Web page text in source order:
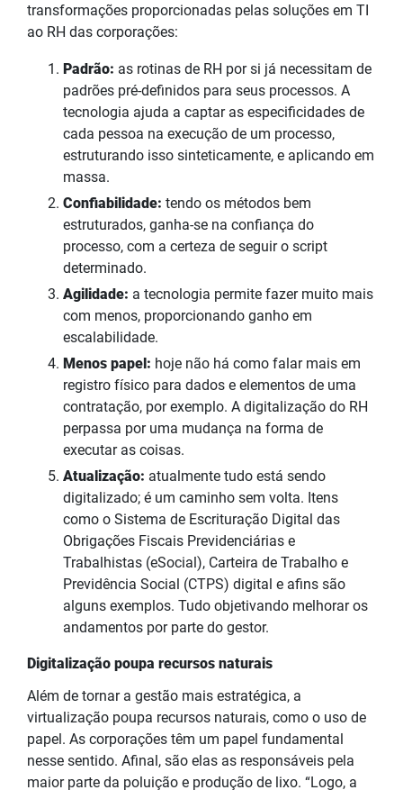
transformações proporcionadas pelas soluções em TI
ao RH das corporações:
Padrão: as rotinas de RH por si já necessitam de
padrões pré-definidos para seus processos. A
tecnologia ajuda a captar as especificidades de
cada pessoa na execução de um processo,
estruturando isso sinteticamente, e aplicando em
massa.
Confiabilidade: tendo os métodos bem
estruturados, ganha-se na confiança do
processo, com a certeza de seguir o script
determinado.
Agilidade: a tecnologia permite fazer muito mais
com menos, proporcionando ganho em
escalabilidade.
Menos papel: hoje não há como falar mais em
registro físico para dados e elementos de uma
contratação, por exemplo. A digitalização do RH
perpassa por uma mudança na forma de
executar as coisas.
Atualização: atualmente tudo está sendo
digitalizado; é um caminho sem volta. Itens
como o Sistema de Escrituração Digital das
Obrigações Fiscais Previdenciárias e
Trabalhistas (eSocial), Carteira de Trabalho e
Previdência Social (CTPS) digital e afins são
alguns exemplos. Tudo objetivando melhorar os
andamentos por parte do gestor.
Digitalização poupa recursos naturais
Além de tornar a gestão mais estratégica, a
virtualização poupa recursos naturais, como o uso de
papel. As corporações têm um papel fundamental
nesse sentido. Afinal, são elas as responsáveis pela
maior parte da poluição e produção de lixo. “Logo, a